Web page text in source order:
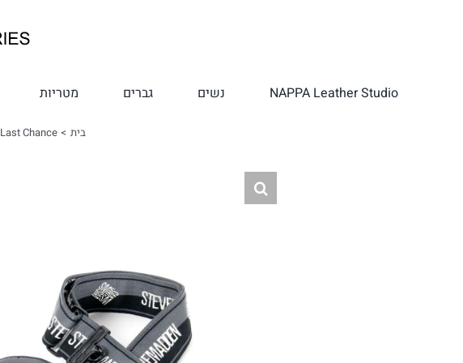
NAPPA Leather Studio נשים גברים מטריות
בית Last Chance